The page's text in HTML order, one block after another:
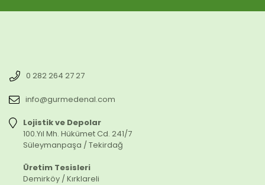
0 282 264 27 27
info@gurmedenal.com
Lojistik ve Depolar
100.Yıl Mh. Hükümet Cd. 241/7
Süleymanpaşa / Tekirdağ
Üretim Tesisleri
Demirköy / Kırklareli